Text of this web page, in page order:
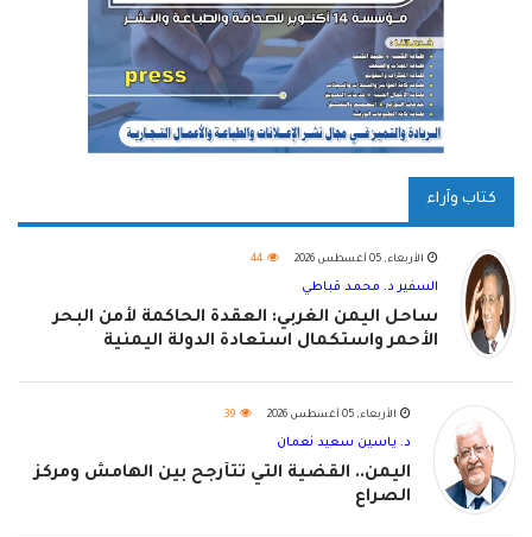
كتاب وآراء
الأربعاء, 05 أغسطس 2026 44
السفير د. محمد قباطي
ساحل اليمن الغربي: العقدة الحاكمة لأمن البحر
الأحمر واستكمال استعادة الدولة اليمنية
الأربعاء, 05 أغسطس 2026 39
د. ياسين سعيد نعمان
اليمن.. القضية التي تتأرجح بين الهامش ومركز
الصراع